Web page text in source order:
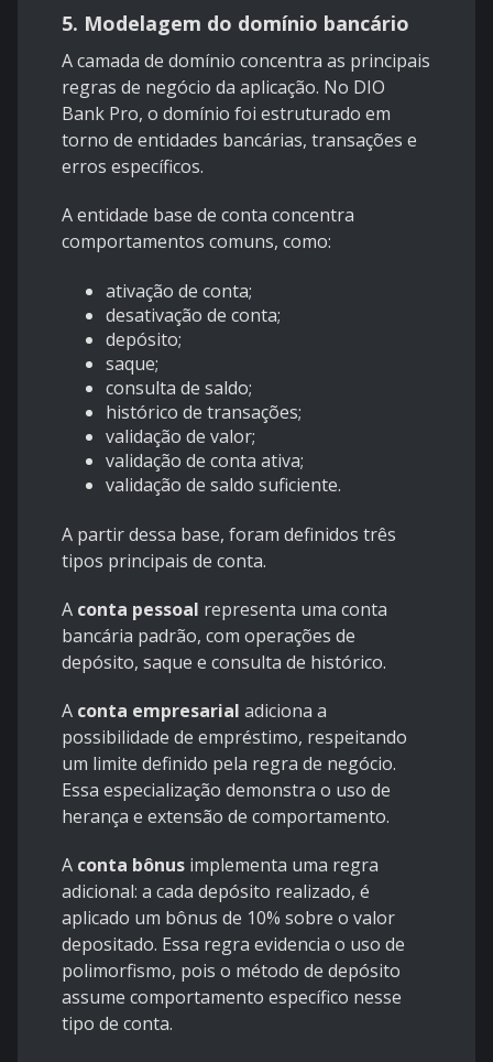
5. Modelagem do domínio bancário
A camada de domínio concentra as principais
regras de negócio da aplicação. No DIO
Bank Pro, o domínio foi estruturado em
torno de entidades bancárias, transações e
erros específicos.
A entidade base de conta concentra
comportamentos comuns, como:
ativação de conta;
desativação de conta;
depósito;
saque;
consulta de saldo;
histórico de transações;
validação de valor;
validação de conta ativa;
validação de saldo suficiente.
A partir dessa base, foram definidos três
tipos principais de conta.
A conta pessoal representa uma conta
bancária padrão, com operações de
depósito, saque e consulta de histórico.
A conta empresarial adiciona a
possibilidade de empréstimo, respeitando
um limite definido pela regra de negócio.
Essa especialização demonstra o uso de
herança e extensão de comportamento.
A conta bônus implementa uma regra
adicional: a cada depósito realizado, é
aplicado um bônus de 10% sobre o valor
depositado. Essa regra evidencia o uso de
polimorfismo, pois o método de depósito
assume comportamento específico nesse
tipo de conta.